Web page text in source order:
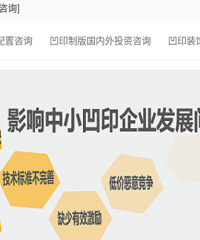
询]
置咨询 凹印制版国内外投资咨询 凹印装